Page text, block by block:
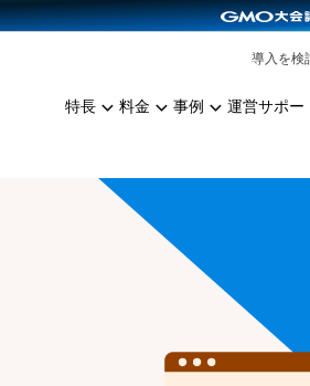
特長 料金 事例 運営サポー
導入を検
雑貨販売
料金シミュレーション
コミュニティイベントCarty
YouTubeチャンネル